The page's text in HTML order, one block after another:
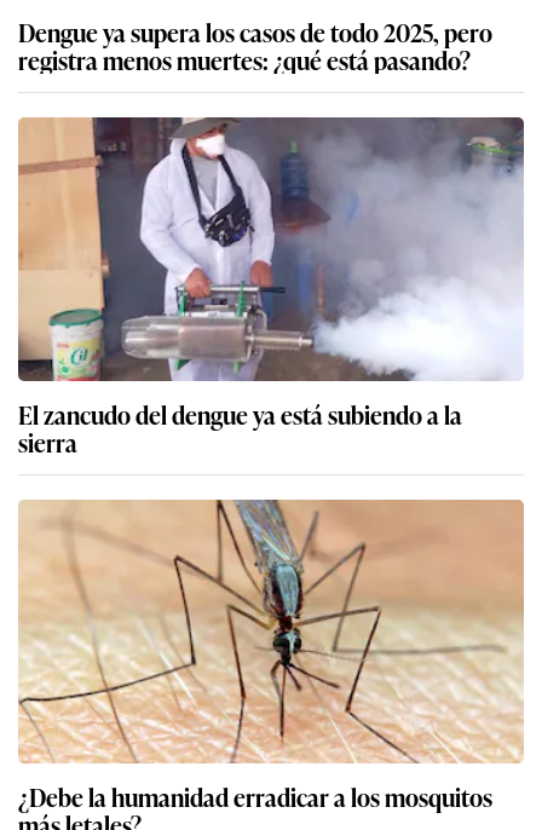
Dengue ya supera los casos de todo 2025, pero
registra menos muertes: ¿qué está pasando?
El zancudo del dengue ya está subiendo a la
sierra
¿Debe la humanidad erradicar a los mosquitos